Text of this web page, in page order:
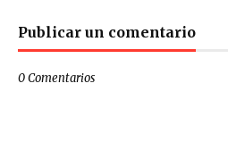
Publicar un comentario
0 Comentarios